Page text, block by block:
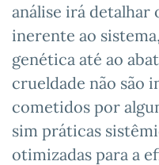
análise irá detalhar
inerente ao
genética até ao
crueldade não são
cometidos por
sim práticas
otimizadas para a